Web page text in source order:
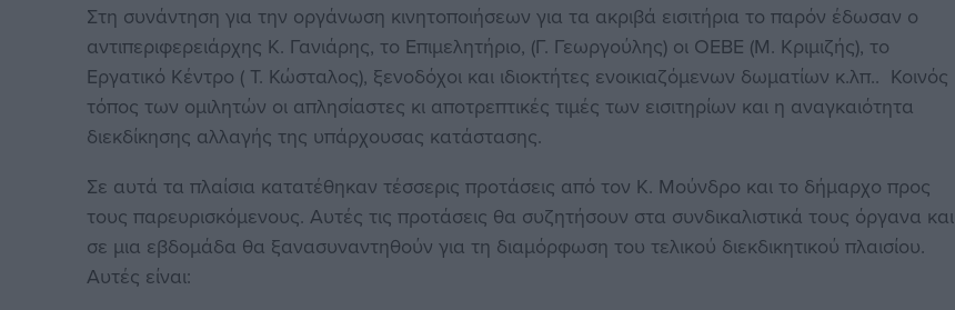
Στη συνάντηση για την οργάνωση κινητοποιήσεων για τα ακριβά εισιτήρια το παρόν έδωσαν ο
αντιπεριφερειάρχης Κ. Γανιάρης, το Επιμελητήριο, (Γ. Γεωργούλης) οι ΟΕΒΕ (Μ. Κριμιζής), το
Εργατικό Κέντρο ( Τ. Κώσταλος), ξενοδόχοι και ιδιοκτήτες ενοικιαζόμενων δωματίων κ.λπ.. Κοινός
τόπος των ομιλητών οι απλησίαστες κι αποτρεπτικές τιμές των εισιτηρίων και η αναγκαιότητα
διεκδίκησης αλλαγής της υπάρχουσας κατάστασης.
Σε αυτά τα πλαίσια κατατέθηκαν τέσσερις προτάσεις από τον Κ. Μούνδρο και το δήμαρχο προς
τους παρευρισκόμενους. Αυτές τις προτάσεις θα συζητήσουν στα συνδικαλιστικά τους όργανα και
σε μια εβδομάδα θα ξανασυναντηθούν για τη διαμόρφωση του τελικού διεκδικητικού πλαισίου.
Αυτές είναι: